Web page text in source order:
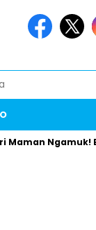
Ngamuk!